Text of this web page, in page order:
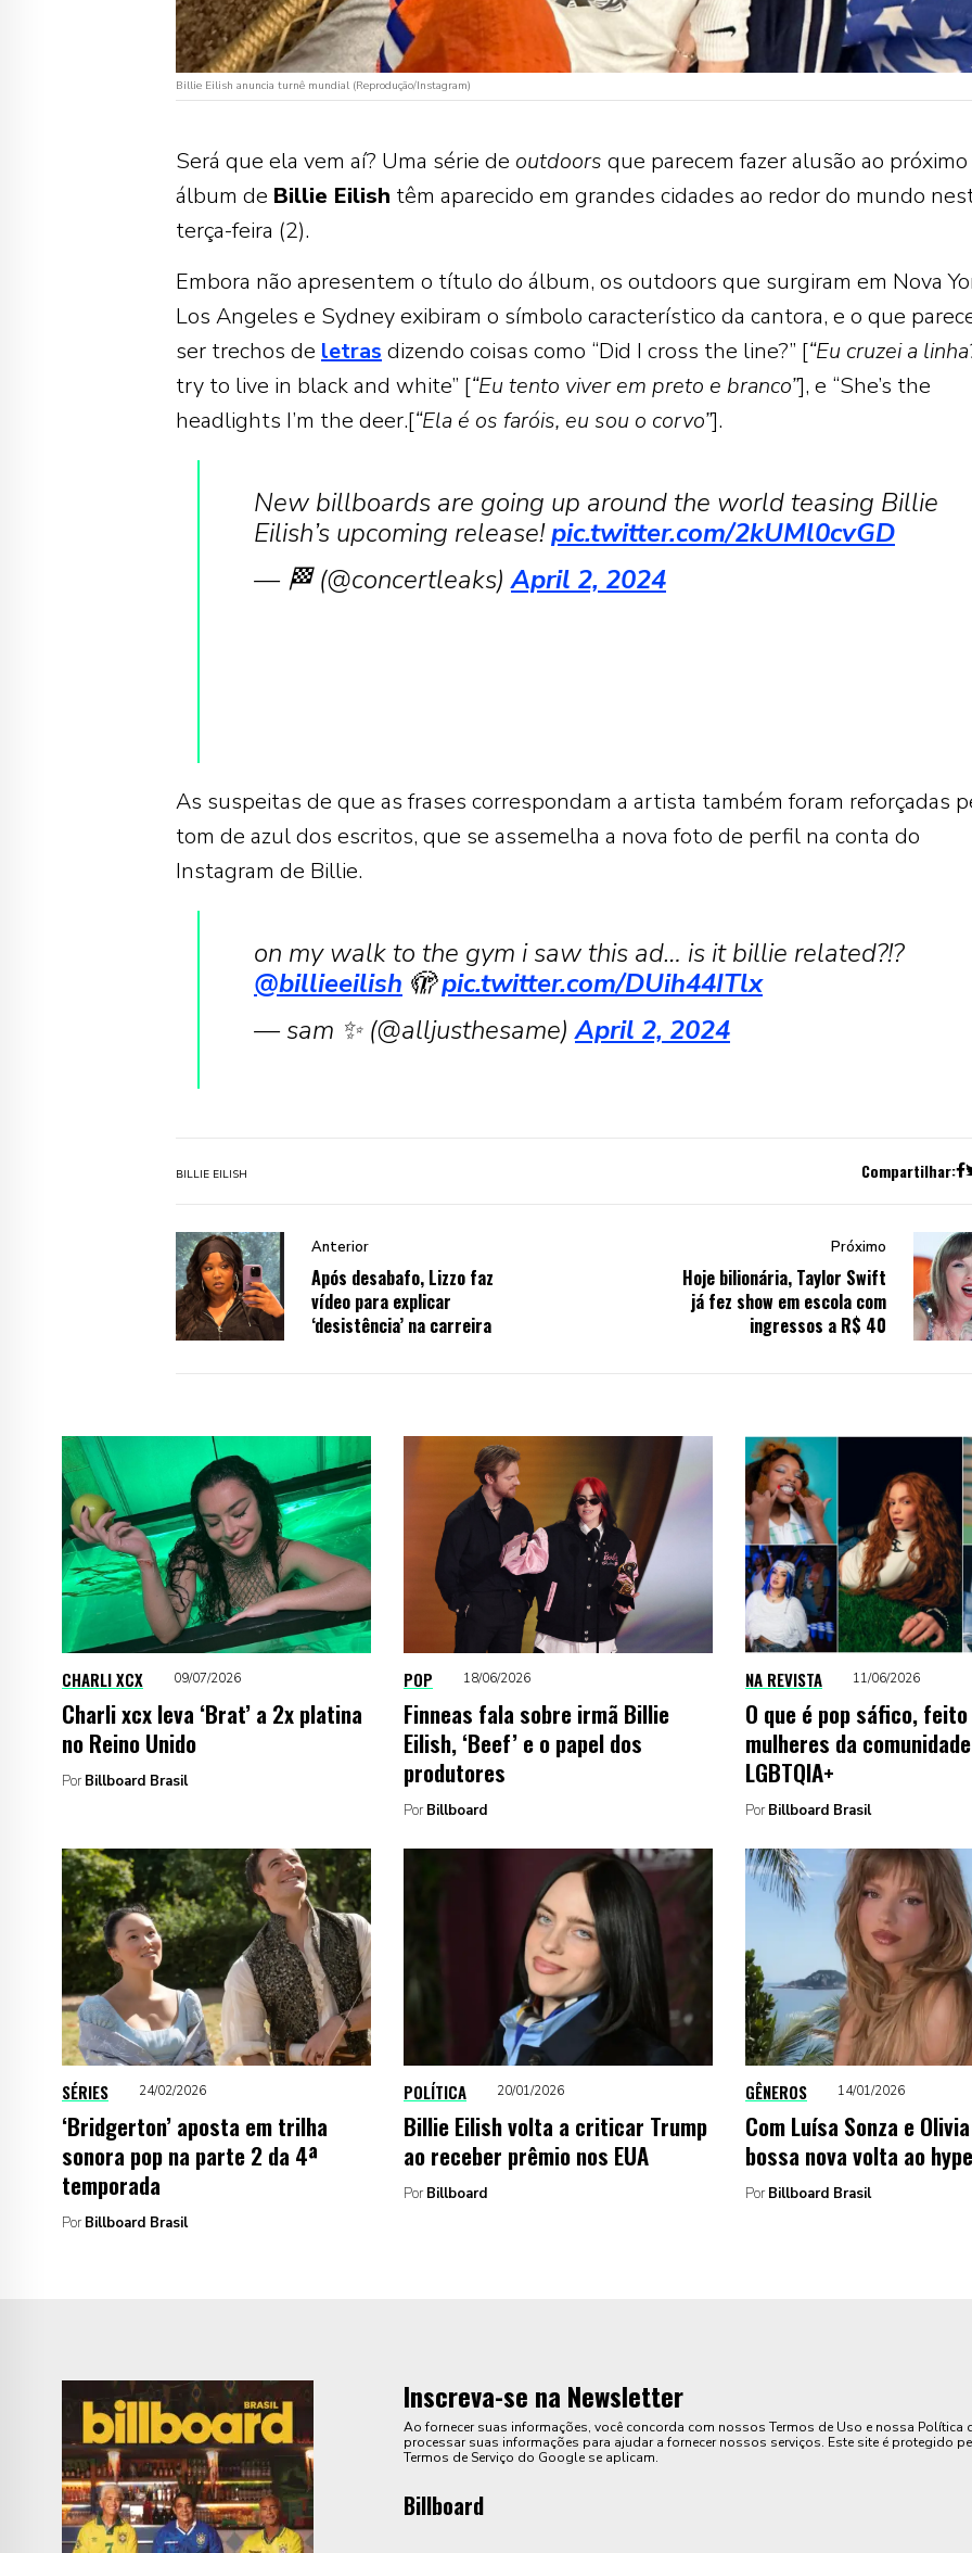
Billie Eilish anuncia turnê mundial (Reprodução/Instagram)
Será que ela vem aí? Uma série de outdoors que parecem fazer alusão ao próximo
álbum de Billie Eilish têm aparecido em grandes cidades ao redor do mundo
terça-feira (2).
Embora não apresentem o título do álbum, os outdoors que surgiram em Nova
Los Angeles e Sydney exibiram o símbolo característico da cantora, e o que
ser trechos de letras dizendo coisas como “Did I cross the line?” [“Eu cruzei a
try to live in black and white” [“Eu tento viver em preto e branco”], e “She’s the
headlights I’m the deer.[“Ela é os faróis, eu sou o corvo”].
New billboards are going up around the world teasing Billie
Eilish’s upcoming release!pic.twitter.com/2kUMl0cvGD
— 🏁 (@concertleaks)April 2, 2024
As suspeitas de que as frases correspondam a artista também foram reforçadas
tom de azul dos escritos, que se assemelha a nova foto de perfil na conta do
Instagram de Billie.
on my walk to the gym i saw this ad… is it billie related?!?
@billieeilish 🫣pic.twitter.com/DUih44ITlx
— sam ✨ (@alljusthesame)April 2, 2024
BILLIE EILISH Compartilhar:
Anterior
Após desabafo, Lizzo faz
vídeo para explicar
‘desistência’ na carreira
Próximo
Hoje bilionária, Taylor Swift
já fez show em escola com
ingressos a R$ 40
CHARLI XCX 09/07/2026
Charli xcx leva ‘Brat’ a 2x platina
no Reino Unido
Por Billboard Brasil
POP 18/06/2026
Finneas fala sobre irmã Billie
Eilish, ‘Beef’ e o papel dos
produtores
Por Billboard
NA REVISTA 11/06/2026
O que é pop sáfico,
mulheres da comunidade
LGBTQIA+
Por Billboard Brasil
SÉRIES 24/02/2026
‘Bridgerton’ aposta em trilha
sonora pop na parte 2 da 4ª
temporada
Por Billboard Brasil
POLÍTICA 20/01/2026
Billie Eilish volta a criticar Trump
ao receber prêmio nos EUA
Por Billboard
GÊNEROS 14/01/2026
Com Luísa Sonza e
bossa nova volta ao hype
Por Billboard Brasil
Inscreva-se na Newsletter
Ao fornecer suas informações, você concorda com nossos Termos de Uso e nossa
processar suas informações para ajudar a fornecer nossos serviços. Este site é protegido
Termos de Serviço do Google se aplicam.
Billboard